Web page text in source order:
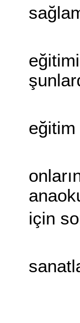
* 0-
eğitim
için
*
*